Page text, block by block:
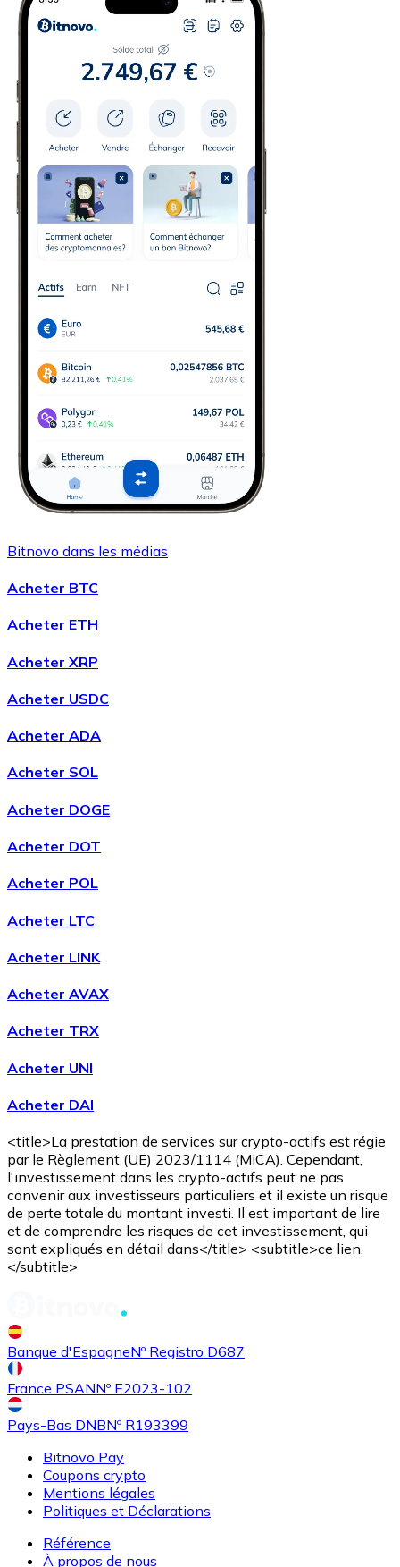
Bitnovo dans les médias
Acheter BTC
Acheter ETH
Acheter XRP
Acheter USDC
Acheter ADA
Acheter SOL
Acheter DOGE
Acheter DOT
Acheter POL
Acheter LTC
Acheter LINK
Acheter AVAX
Acheter TRX
Acheter UNI
Acheter DAI
<title>La prestation de services sur crypto-actifs est régie
par le Règlement (UE) 2023/1114 (MiCA). Cependant,
l'investissement dans les crypto-actifs peut ne pas
convenir aux investisseurs particuliers et il existe un risque
de perte totale du montant investi. Il est important de lire
et de comprendre les risques de cet investissement, qui
sont expliqués en détail dans</title> <subtitle>ce lien.
</subtitle>
Banque d'EspagneNº Registro D687
France PSANNº E2023-102
Pays-Bas DNBNº R193399
Bitnovo Pay
Coupons crypto
Mentions légales
Politiques et Déclarations
Référence
À propos de nous